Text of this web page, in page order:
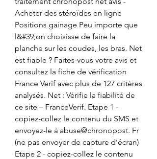
Acheter des stéroïdes en ligne
Positions gainage Peu importe que
l&#39;on choisisse de faire la
planche sur les coudes, les bras. Net
est fiable ? Faites-vous votre avis et
consultez la fiche de vérification
France Verif avec plus de 127 critères
analysés. Net : Vérifie la fiabilité de
ce site – FranceVerif. Etape 1 -
copiez-collez le contenu du SMS et
envoyez-le à abuse@chronopost. Fr
(ne pas envoyer de capture d’écran)
Etape 2 - copiez-collez le contenu